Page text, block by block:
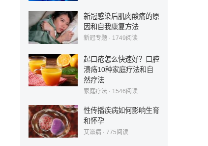
新冠感染后肌肉酸痛的原
因和自我康复方法
新冠专题 · 1749阅读
起口疮怎么快速好？口腔
溃疡10种家庭疗法和自
然疗法
家庭疗法 · 1546阅读
性传播疾病如何影响生育
和怀孕
艾滋病 · 775阅读